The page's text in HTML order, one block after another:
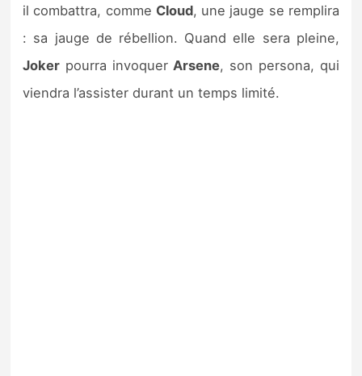
il combattra, comme Cloud, une jauge se remplira
: sa jauge de rébellion. Quand elle sera pleine,
Joker pourra invoquer Arsene, son persona, qui
viendra l’assister durant un temps limité.